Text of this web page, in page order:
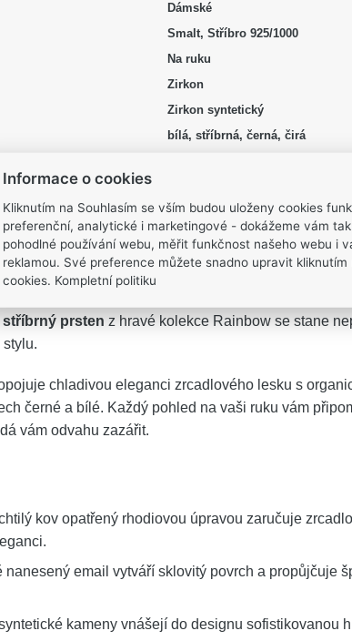
Dámské
Smalt, Stříbro 925/1000
Na ruku
Zirkon
Zirkon syntetický
bílá, stříbrná, černá, čirá
4,95 g
stříbrný prsten z hravé kolekce Rainbow se stane
chladivou eleganci zrcadlového lesku s
černé a bílé. Každý pohled na vaši ruku vám
vám odvahu zazářit.
kov opatřený rhodiovou úpravou zaručuje
nanesený email vytváří sklovitý povrch a propůjčuje
kameny vnášejí do designu sofistikovanou
Informace o cookies
Kliknutím na Souhlasím se vším budou uloženy cookies
preferenční, analytické i marketingové - dokážeme vám
pohodlné používání webu, měřit funkčnost našeho webu i
reklamou. Své preference můžete snadno upravit kliknutím
cookies. Kompletní politiku